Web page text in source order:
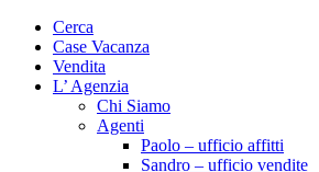
Cerca
Case Vacanza
Vendita
L’ Agenzia
Chi Siamo
Agenti
Paolo – ufficio affitti
Sandro – ufficio vendite